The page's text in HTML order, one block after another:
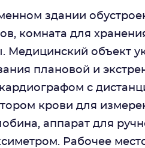
здании
комната для
Медицинский объект
плановой и
с
крови для
аппарат для
Рабочее